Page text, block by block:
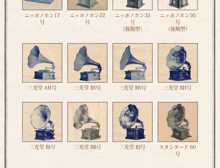
ニッポノホン17
号
ニッポノホン22
号
ニッポノホン35
号
（後期型）
ニッポノホン50
号
（後期型）
三光堂 AH号 三光堂 BS号 三光堂 BN号 三光堂 BH号
三光堂 BI号 三光堂 BB号 三光堂 BJ号
スタンダード 60
号